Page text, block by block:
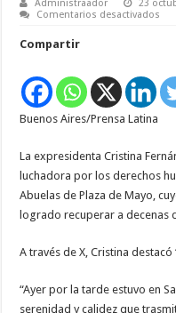
Administraador 23
Comentarios desactivados
Compartir
Buenos Aires/Prensa Latina
La expresidenta Cristina
luchadora por los derechos
Abuelas de Plaza de Mayo,
logrado recuperar a decenas
A través de X, Cristina destacó
“Ayer por la tarde estuvo en
serenidad y calidez que